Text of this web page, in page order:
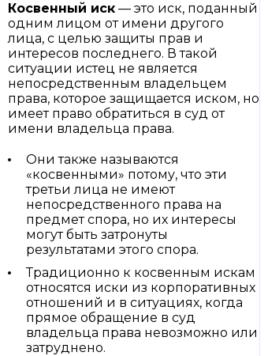
Косвенный иск — это иск, поданный
одним лицом от имени другого
лица, с целью защиты прав и
интересов последнего. В такой
ситуации истец не является
непосредственным владельцем
права, которое защищается иском, но
имеет право обратиться в суд от
имени владельца права.
Они также называются
«косвенными» потому, что эти
третьи лица не имеют
непосредственного права на
предмет спора, но их интересы
могут быть затронуты
результатами этого спора.
Традиционно к косвенным искам
относятся иски из корпоративных
отношений и в ситуациях, когда
прямое обращение в суд
владельца права невозможно или
затруднено.